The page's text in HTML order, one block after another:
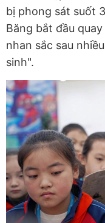
bị phong sát suốt
Băng bắt đầu
nhan sắc sau
sinh".